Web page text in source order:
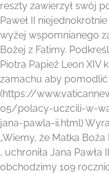
reszty zawierzył swój
Paweł II
wyżej wspomnianego
Bożej z Fatimy.
Piotra Papież Leon XIV
zamachu aby
(https://
05/polacy-uczcili-w-
jana-pawla-ii.html)
„Wiemy, że Matka
, uchroniła Jana
obchodzimy 109